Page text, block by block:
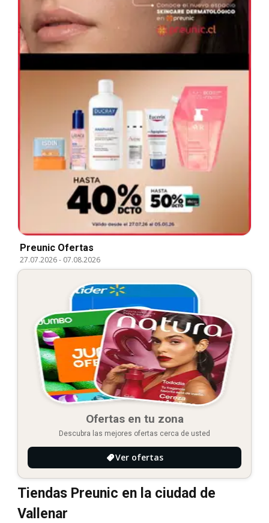
Preunic Ofertas
27.07.2026- 07.08.2026
Ofertas en tu zona
Descubra las mejores ofertas cerca de usted
Ver ofertas
Tiendas Preunic en la ciudad de
Vallenar